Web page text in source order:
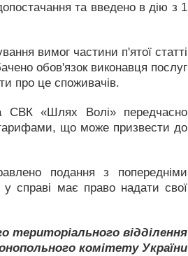
та введено в дію з 1
вимог частини п'ятої статті
обов'язок виконавця послуг
про це споживачів.
СВК «Шлях Волі» передчасно
що може призвести до
подання з попередніми
у справі має право надати свої
територіального відділення
комітету України